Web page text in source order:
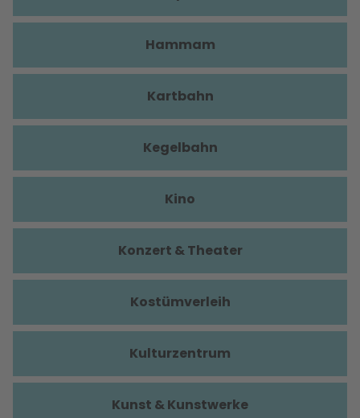
Hammam
Kartbahn
Kegelbahn
Kino
Konzert & Theater
Kostümverleih
Kulturzentrum
Kunst & Kunstwerke